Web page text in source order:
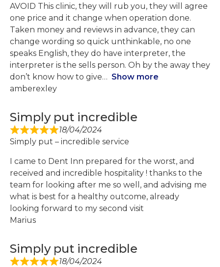
AVOID This clinic, they will rub you, they will agree
one price and it change when operation done.
Taken money and reviews in advance, they can
change wording so quick unthinkable, no one
speaks English, they do have interpreter, the
interpreter is the sells person. Oh by the away they
don’t know how to give
Show more
amberexley
Simply put incredible
18/04/2024
Simply put – incredible service
I came to Dent Inn prepared for the worst, and
received and incredible hospitality ! thanks to the
team for looking after me so well, and advising me
what is best for a healthy outcome, already
looking forward to my second visit
Marius
Simply put incredible
18/04/2024